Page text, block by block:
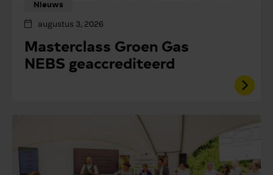
Nieuws
augustus 3, 2026
Masterclass Groen Gas
NEBS geaccrediteerd